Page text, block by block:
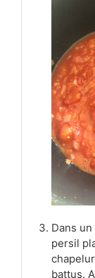
Dans
persil
battus.